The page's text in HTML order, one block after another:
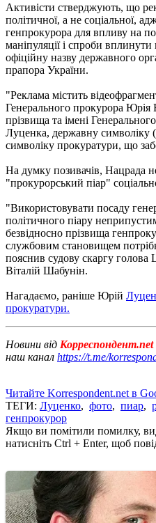
Активісти стверджують, що
політичної, а не соціальної,
генпрокурора для впливу на
маніпуляції і спроби
офіційну назву державного
прапора України.
"Реклама містить
Генерального прокурора Юрія
прізвища та імені
Луценка, державну
символіку прокуратури, що
На думку позивачів, Нацрада
"прокурорський піар"
"Використовувати посаду
політичного піару
безвідносно прізвища
службовим становищем
пояснив судову скаргу голова
Віталій Шабунін.
Нагадаємо, раніше Юрій
прокуратури.
Новини від Корреспондент.net
наш канал https://t.me/
Читайте Korrespondent.net в
ТЕГИ: Луценко, фото, пиар,
генпрокурор
Якщо ви помітили помилку,
натисніть Ctrl + Enter, щоб